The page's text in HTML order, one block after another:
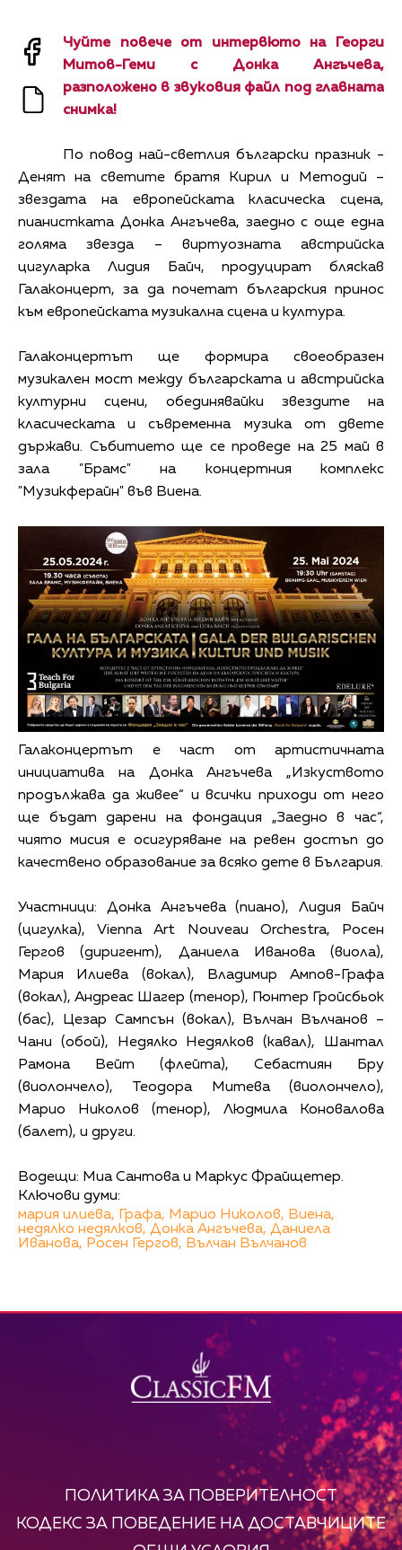
Чуйте повече от интервюто на Георги
Митов-Геми с Донка Ангъчева,
разположено в звуковия файл под главната
снимка!
По повод най-светлия български празник -
Денят на светите братя Кирил и Методий –
звездата на европейската класическа сцена,
пианистката Донка Ангъчева, заедно с още една
голяма звезда – виртуозната австрийска
цигуларка Лидия Байч, продуцират бляскав
Галаконцерт, за да почетат българския принос
към европейската музикална сцена и култура.
Галаконцертът ще формира своеобразен
музикален мост между българската и австрийска
културни сцени, обединявайки звездите на
класическата и съвременна музика от двете
държави. Събитието ще се проведе на 25 май в
зала "Брамс" на концертния комплекс
"Музикферайн" във Виена.
Галаконцертът е част от артистичната
инициатива на Донка Ангъчева „Изкуството
продължава да живее“ и всички приходи от него
ще бъдат дарени на фондация „Заедно в час“,
чиято мисия е осигуряване на ревен достъп до
качествено образование за всяко дете в България.
Участници: Донка Ангъчева (пиано), Лидия Байч
(цигулка), Vienna Art Nouveau Orchestra, Росен
Гергов (диригент), Даниела Иванова (виола),
Мария Илиева (вокал), Владимир Ампов-Графа
(вокал), Андреас Шагер (тенор), Гюнтер Гройсбьок
(бас), Цезар Сампсън (вокал), Вълчан Вълчанов –
Чани (обой), Недялко Недялков (кавал), Шантал
Рамона Вейт (флейта), Себастиян Бру
(виолончело), Теодора Митева (виолончело),
Марио Николов (тенор), Людмила Коновалова
(балет), и други.
Водещи: Миа Сантова и Маркус Фрайщетер.
Ключови думи:
мария илиева, Графа, Марио Николов, Виена,
недялко недялков, Донка Ангъчева, Даниела
Иванова, Росен Гергов, Вълчан Вълчанов
ПОЛИТИКА ЗА ПОВЕРИТЕЛНОСТ
КОДЕКС ЗА ПОВЕДЕНИЕ НА ДОСТАВЧИЦИТЕ